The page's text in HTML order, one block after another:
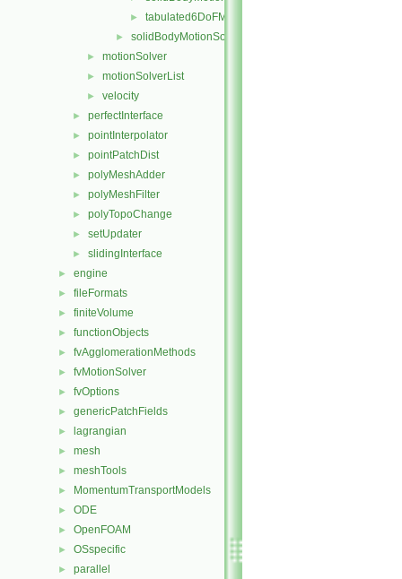
► tabulated6DoFMotion
► solidBodyMotionSolver
► motionSolver
► motionSolverList
► velocity
► perfectInterface
► pointInterpolator
► pointPatchDist
► polyMeshAdder
► polyMeshFilter
► polyTopoChange
► setUpdater
► slidingInterface
► engine
► fileFormats
► finiteVolume
► functionObjects
► fvAgglomerationMethods
► fvMotionSolver
► fvOptions
► genericPatchFields
► lagrangian
► mesh
► meshTools
► MomentumTransportModels
► ODE
► OpenFOAM
► OSspecific
► parallel